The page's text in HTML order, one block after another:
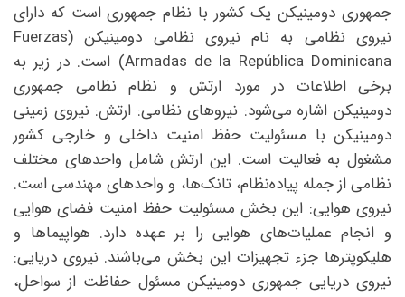
جمهوری دومینیکن یک کشور با نظام جمهوری است که دارای
نیروی نظامی به نام نیروی نظامی دومینیکن (Fuerzas
Armadas de la República Dominicana) است. در زیر به
برخی اطلاعات در مورد ارتش و نظام نظامی جمهوری
دومینیکن اشاره می‌شود: نیروهای نظامی: ارتش: نیروی زمینی
دومینیکن با مسئولیت حفظ امنیت داخلی و خارجی کشور
مشغول به فعالیت است. این ارتش شامل واحدهای مختلف
نظامی از جمله پیاده‌نظام، تانک‌ها، و واحدهای مهندسی است.
نیروی هوایی: این بخش مسئولیت حفظ امنیت فضای هوایی
و انجام عملیات‌های هوایی را بر عهده دارد. هواپیماها و
هلیکوپترها جزء تجهیزات این بخش می‌باشند. نیروی دریایی:
نیروی دریایی جمهوری دومینیکن مسئول حفاظت از سواحل،